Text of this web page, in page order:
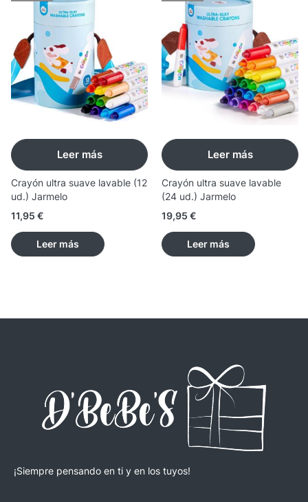
Leer más
Crayón ultra suave lavable (12
ud.) Jarmelo
11,95 €
Leer más
Leer más
Crayón ultra suave lavable
(24 ud.) Jarmelo
19,95 €
Leer más
¡Siempre pensando en ti y en los tuyos!